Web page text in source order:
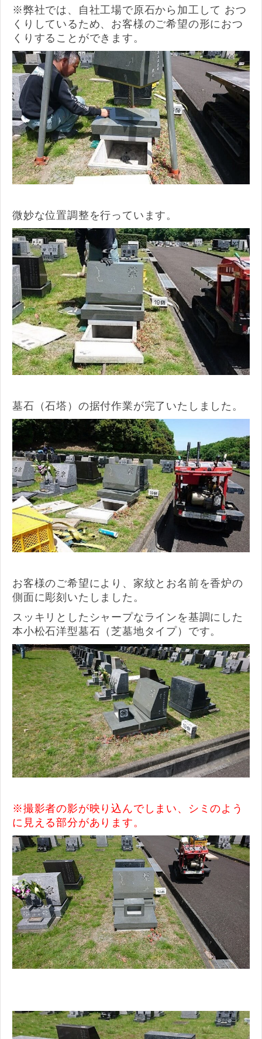
※弊社では、自社工場で原石から加工して おつ
くりしているため、お客様のご希望の形におつ
くりすることができます。
微妙な位置調整を行っています。
墓石（石塔）の据付作業が完了いたしました。
お客様のご希望により、家紋とお名前を香炉の
側面に彫刻いたしました。
スッキリとしたシャープなラインを基調にした
本小松石洋型墓石（芝墓地タイプ）です。
※撮影者の影が映り込んでしまい、シミのよう
に見える部分があります。